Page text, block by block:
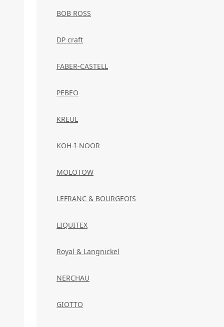
BOB ROSS
DP craft
FABER-CASTELL
PEBEO
KREUL
KOH-I-NOOR
MOLOTOW
LEFRANC & BOURGEOIS
LIQUITEX
Royal & Langnickel
NERCHAU
GIOTTO